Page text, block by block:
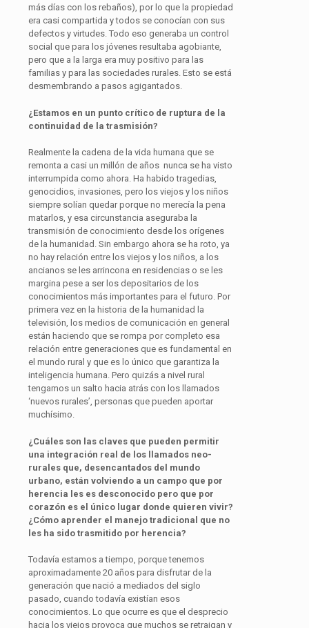
más días con los rebaños), por lo que la propiedad
era casi compartida y todos se conocían con sus
defectos y virtudes. Todo eso generaba un control
social que para los jóvenes resultaba agobiante,
pero que a la larga era muy positivo para las
familias y para las sociedades rurales. Esto se está
desmembrando a pasos agigantados.
¿Estamos en un punto crítico de ruptura de la
continuidad de la trasmisión?
Realmente la cadena de la vida humana que se
remonta a casi un millón de años nunca se ha visto
interrumpida como ahora. Ha habido tragedias,
genocidios, invasiones, pero los viejos y los niños
siempre solían quedar porque no merecía la pena
matarlos, y esa circunstancia aseguraba la
transmisión de conocimiento desde los orígenes
de la humanidad. Sin embargo ahora se ha roto, ya
no hay relación entre los viejos y los niños, a los
ancianos se les arrincona en residencias o se les
margina pese a ser los depositarios de los
conocimientos más importantes para el futuro. Por
primera vez en la historia de la humanidad la
televisión, los medios de comunicación en general
están haciendo que se rompa por completo esa
relación entre generaciones que es fundamental en
el mundo rural y que es lo único que garantiza la
inteligencia humana. Pero quizás a nivel rural
tengamos un salto hacia atrás con los llamados
‘nuevos rurales’, personas que pueden aportar
muchísimo.
¿Cuáles son las claves que pueden permitir
una integración real de los llamados neo-
rurales que, desencantados del mundo
urbano, están volviendo a un campo que por
herencia les es desconocido pero que por
corazón es el único lugar donde quieren vivir?
¿Cómo aprender el manejo tradicional que no
les ha sido trasmitido por herencia?
Todavía estamos a tiempo, porque tenemos
aproximadamente 20 años para disfrutar de la
generación que nació a mediados del siglo
pasado, cuando todavía existían esos
conocimientos. Lo que ocurre es que el desprecio
hacia los viejos provoca que muchos se retraigan y